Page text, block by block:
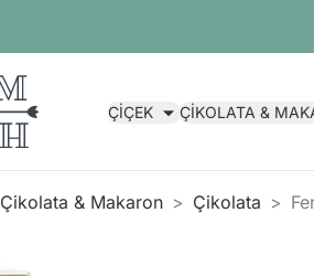
ÇİÇEK ÇİKOLATA &
Çikolata & Makaron Çikolata